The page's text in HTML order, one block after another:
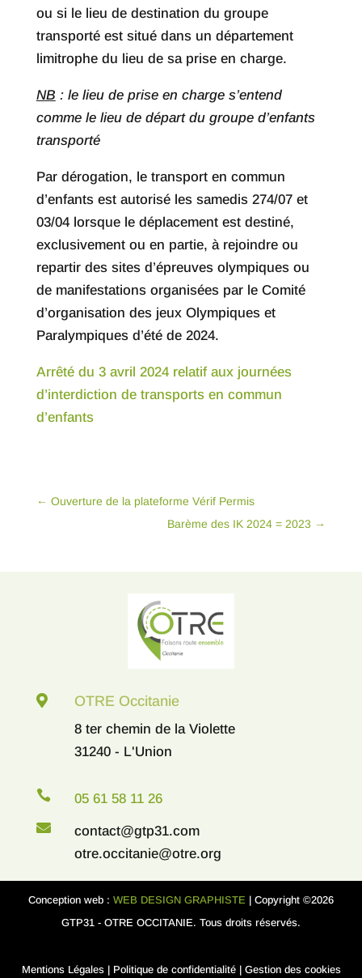
ou si le lieu de destination du groupe
transporté est situé dans un département
limitrophe du lieu de sa prise en charge.
NB : le lieu de prise en charge s’entend
comme le lieu de départ du groupe d’enfants
transporté
Par dérogation, le transport en commun
d’enfants est autorisé les samedis 274/07 et
03/04 lorsque le déplacement est destiné,
exclusivement ou en partie, à rejoindre ou
repartir des sites d’épreuves olympiques ou
de manifestations organisées par le Comité
d’organisation des jeux Olympiques et
Paralympiques d’été de 2024.
Arrêté du 3 avril 2024 relatif aux journées
d’interdiction de transports en commun
d’enfants
← Ouverture de la plateforme Vérif Permis
Barème des IK 2024 = 2023 →
 OTRE Occitanie
8 ter chemin de la Violette
31240 - L'Union
 05 61 58 11 26

contact@gtp31.com
otre.occitanie@otre.org
Conception web : WEB DESIGN GRAPHISTE | Copyright ©2026
GTP31 - OTRE OCCITANIE. Tous droits réservés.
Mentions Légales| Politique de confidentialité| Gestion des cookies